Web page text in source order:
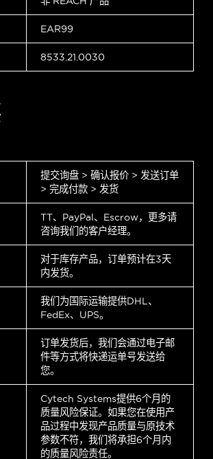
EAR99
8533.21.0030
提交询盘 > 确认报价 > 发送订单
> 完成付款 > 发货
TT、PayPal、Escrow，更多请
咨询我们的客户经理。
对于库存产品，订单预计在3天
内发货。
我们为国际运输提供DHL、
FedEx、UPS。
订单发货后，我们会通过电子邮
件等方式将快递运单号发送给
您。
Cytech Systems提供6个月的
质量风险保证。如果您在使用产
品过程中发现产品质量与原技术
参数不符，我们将承担6个月内
的质量风险责任。